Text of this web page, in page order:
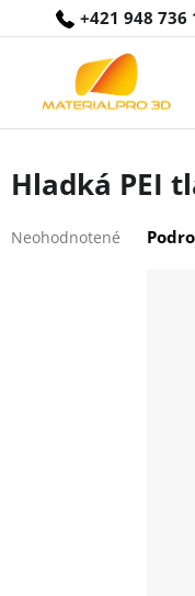
+421 948 736
Hladká PEI
hodnotenie
Neohodnotené